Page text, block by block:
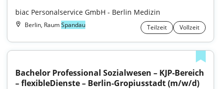
biac Personalservice GmbH - Berlin Medizin
Berlin, RaumSpandau Teilzeit Vollzeit
Bachelor Professional Sozialwesen – KJP-Bereich
– flexibleDienste – Berlin-Gropiusstadt (m/w/d)